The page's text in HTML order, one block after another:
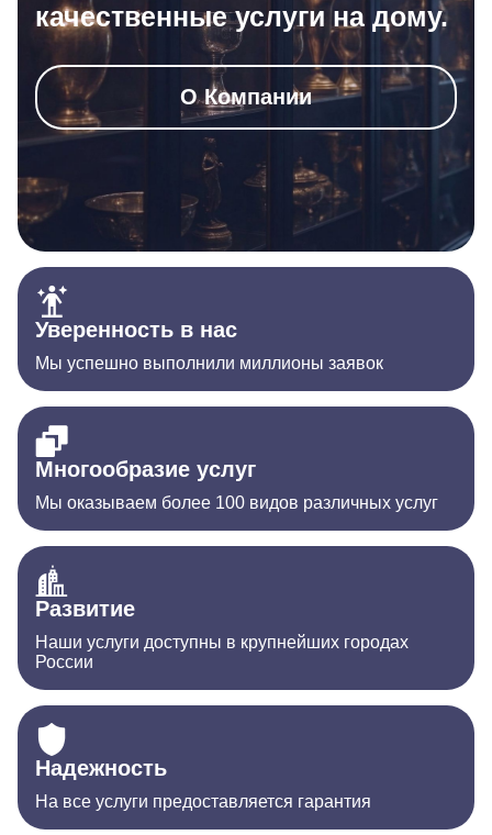
качественные услуги на дому.
О Компании
Уверенность в нас
Мы успешно выполнили миллионы заявок
Многообразие услуг
Мы оказываем более 100 видов различных услуг
Развитие
Наши услуги доступны в крупнейших городах
России
Надежность
На все услуги предоставляется гарантия